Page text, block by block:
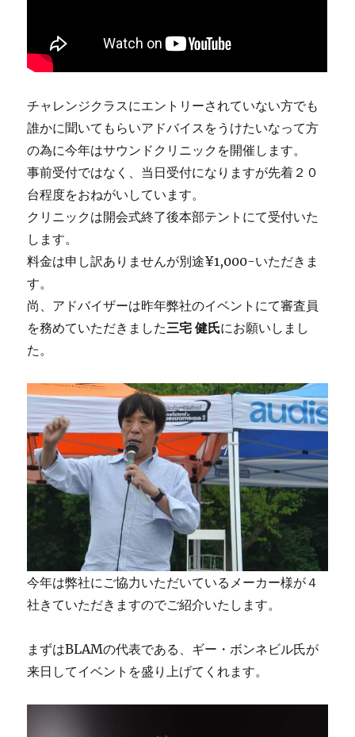
チャレンジクラスにエントリーされていない方でも
誰かに聞いてもらいアドバイスをうけたいなって方
の為に今年はサウンドクリニックを開催します。
事前受付ではなく、当日受付になりますが先着２０
台程度をおねがいしています。
クリニックは開会式終了後本部テントにて受付いた
します。
料金は申し訳ありませんが別途¥1,000-いただきま
す。
尚、アドバイザーは昨年弊社のイベントにて審査員
を務めていただきました三宅 健氏にお願いしまし
た。
今年は弊社にご協力いただいているメーカー様が４
社きていただきますのでご紹介いたします。
まずはBLAMの代表である、ギー・ボンネビル氏が
来日してイベントを盛り上げてくれます。